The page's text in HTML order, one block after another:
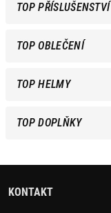
TOP PŘÍSLUŠENSTVÍ
TOP OBLEČENÍ
TOP HELMY
TOP DOPLŇKY
KONTAKT